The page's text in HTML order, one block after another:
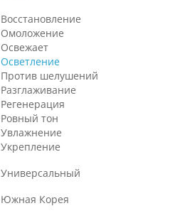
Восстановление
Омоложение
Освежает
Осветление
Против шелушений
Разглаживание
Регенерация
Ровный тон
Увлажнение
Укрепление
Универсальный
Южная Корея